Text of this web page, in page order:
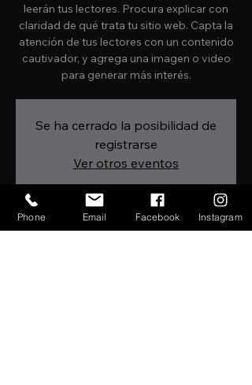
leerán tus lectores. Procura explicar con
claridad de qué trata tu sitio web. Capta la
atención de tus lectores con un contenido
cautivador, y agrega una imagen o video
para generar más interés.
Se ha cerrado la posibilidad de
registrarse
Ver otros eventos
Horario y ubicación
Phone Email Facebook Instagram